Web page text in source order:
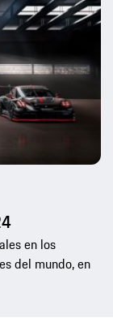
en los
del mundo, en